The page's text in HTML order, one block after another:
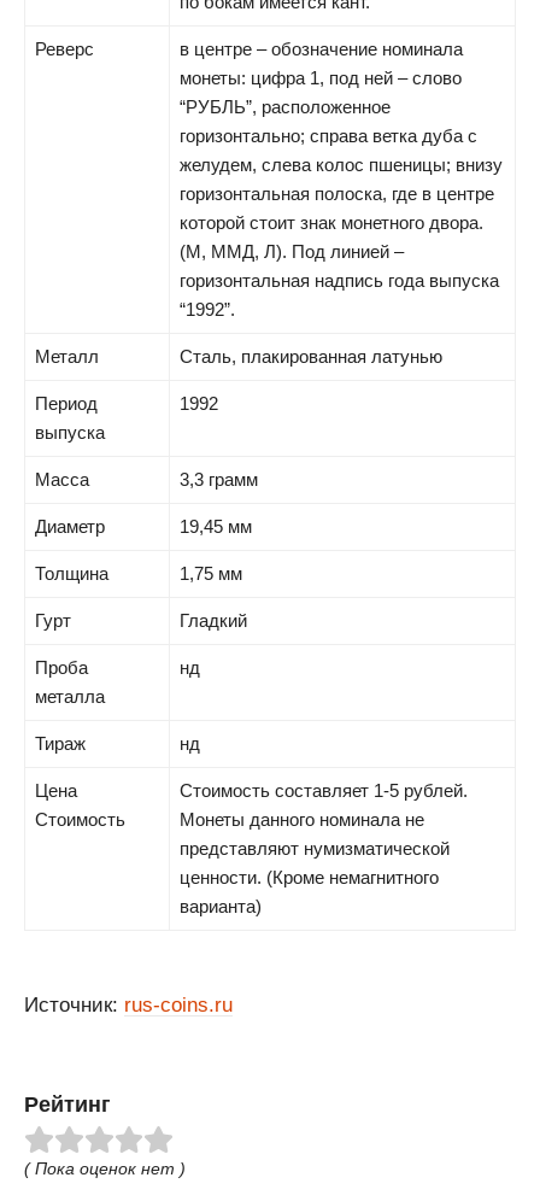
Реверс
в центре – обозначение номинала
монеты: цифра 1, под ней – слово
“РУБЛЬ”, расположенное
горизонтально; справа ветка дуба с
желудем, слева колос пшеницы; внизу
горизонтальная полоска, где в центре
которой стоит знак монетного двора.
(М, ММД, Л). Под линией –
горизонтальная надпись года выпуска
“1992”.
Металл Сталь, плакированная латунью
Период
выпуска
1992
Масса 3,3 грамм
Диаметр 19,45 мм
Толщина 1,75 мм
Гурт Гладкий
Проба
металла
нд
Тираж нд
Цена
Стоимость
Стоимость составляет 1-5 рублей.
Монеты данного номинала не
представляют нумизматической
ценности. (Кроме немагнитного
варианта)
Источник: rus-coins.ru
Рейтинг
( Пока оценок нет )